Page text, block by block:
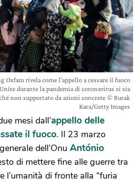
Oxfam rivela come l’appello a cessare il fuoco
durante la pandemia di coronavirus si sia
non supportato da azioni concrete © Burak
Kara/Getty Images
mesi dall’appello delle
il fuoco. Il 23 marzo
dell’Onu António
di mettere fine alle guerre tra
l’umanità di fronte alla “furia